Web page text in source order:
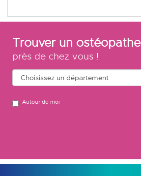
Trouver un ostéopathe
près de chez vous !
Autour de moi